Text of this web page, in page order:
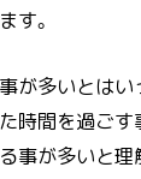
す。
が多いとはい
時間を過ごす
事が多いと